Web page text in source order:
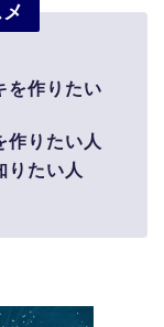
を作りたい
作りたい人
りたい人